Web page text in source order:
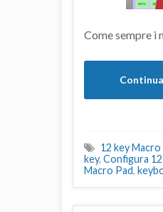
Come sempre i
12 key
key, Configura
Macro Pad,